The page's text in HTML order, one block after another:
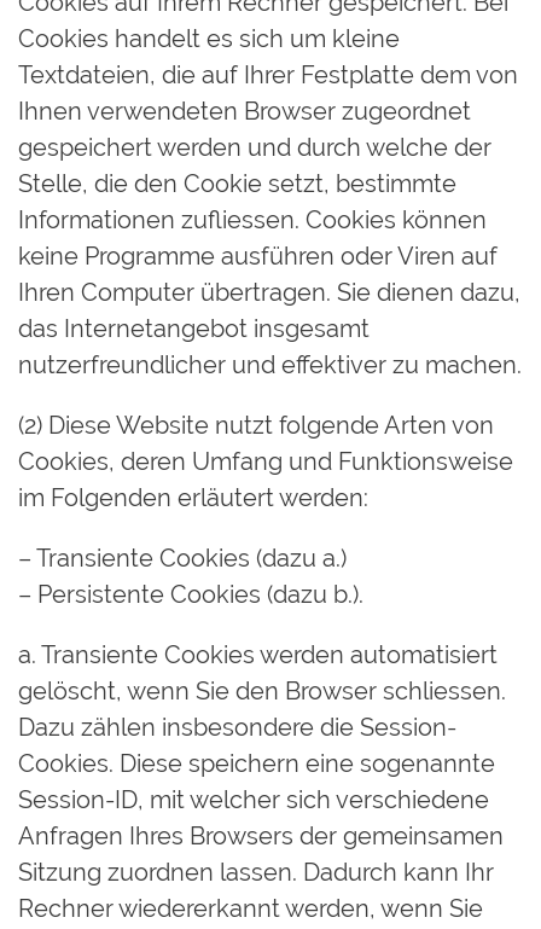
Cookies handelt es sich um kleine
Textdateien, die auf Ihrer Festplatte dem von
Ihnen verwendeten Browser zugeordnet
gespeichert werden und durch welche der
Stelle, die den Cookie setzt, bestimmte
Informationen zufliessen. Cookies können
keine Programme ausführen oder Viren auf
Ihren Computer übertragen. Sie dienen dazu,
das Internetangebot insgesamt
nutzerfreundlicher und effektiver zu machen.
(2) Diese Website nutzt folgende Arten von
Cookies, deren Umfang und Funktionsweise
im Folgenden erläutert werden:
– Transiente Cookies (dazu a.)
– Persistente Cookies (dazu b.).
a. Transiente Cookies werden automatisiert
gelöscht, wenn Sie den Browser schliessen.
Dazu zählen insbesondere die Session-
Cookies. Diese speichern eine sogenannte
Session-ID, mit welcher sich verschiedene
Anfragen Ihres Browsers der gemeinsamen
Sitzung zuordnen lassen. Dadurch kann Ihr
Rechner wiedererkannt werden, wenn Sie